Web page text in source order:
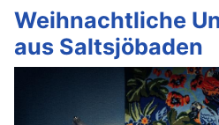
Weihnachtliche
aus Saltsjöbaden